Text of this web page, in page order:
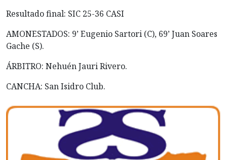
Resultado final: SIC 25-36 CASI
AMONESTADOS: 9’ Eugenio Sartori (C), 69’ Juan Soares
Gache (S).
ÁRBITRO: Nehuén Jauri Rivero.
CANCHA: San Isidro Club.